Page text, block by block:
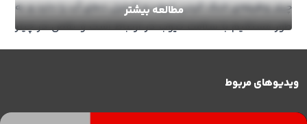
چیلر وظیفه‌ی خنک کردن تیوب و کنترل دمای آب را دارد و به
طور مستقیم با سلامت تیوب در ارتباط است و نقص در چیلر
شاید منجر به نقص در تیوب دستگاه شما شود شما
آموزشی در مورد چیلر دستگاه لیزر مراجعه نمایید:
مطالعه بیشتر
ویدیوهای مربوط